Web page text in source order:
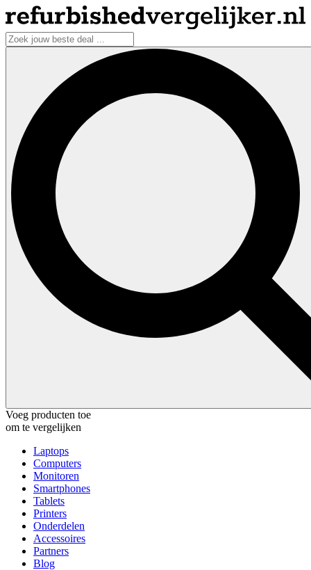
Voeg producten toe
om te vergelijken
Laptops
Computers
Monitoren
Smartphones
Tablets
Printers
Onderdelen
Accessoires
Partners
Blog